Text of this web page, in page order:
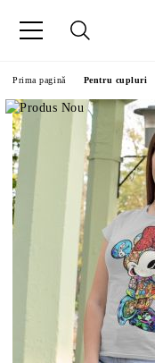
Prima pagină Pentru cupluri